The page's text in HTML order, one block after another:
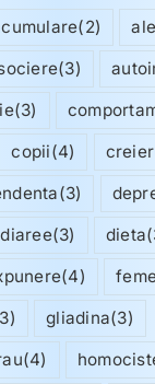
(2)
(3)
(3)
copii(4) creier
(3)
diaree(3) dieta
(4)
gliadina(3)
(4)